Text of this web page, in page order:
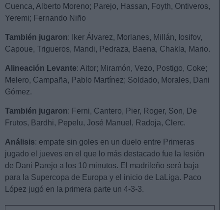
Cuenca, Alberto Moreno; Parejo, Hassan, Foyth, Ontiveros,
Yeremi; Fernando Niño
También jugaron: Iker Álvarez, Morlanes, Millán, Iosifov,
Capoue, Trigueros, Mandi, Pedraza, Baena, Chakla, Mario.
Alineación Levante: Aitor; Miramón, Vezo, Postigo, Coke;
Melero, Campaña, Pablo Martínez; Soldado, Morales, Dani
Gómez.
También jugaron: Ferni, Cantero, Pier, Roger, Son, De
Frutos, Bardhi, Pepelu, José Manuel, Radoja, Clerc.
Análisis: empate sin goles en un duelo entre Primeras
jugado el jueves en el que lo más destacado fue la lesión
de Dani Parejo a los 10 minutos. El madrileño será baja
para la Supercopa de Europa y el inicio de LaLiga. Paco
López jugó en la primera parte un 4-3-3.